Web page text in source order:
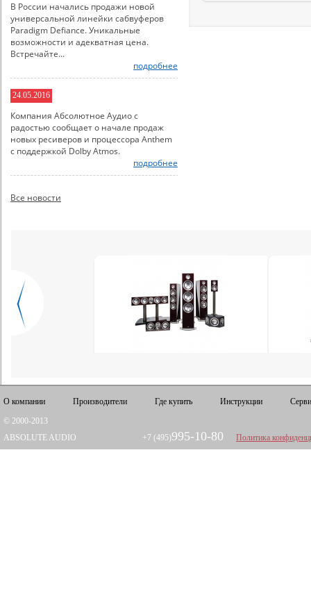
В России начались продажи новой
универсальной линейки сабвуферов
Paradigm Defiance. Уникальные
возможности и адекватная цена.
Встречайте...
подробнее
24.05.2016
Компания Абсолютное Аудио с
радостью сообщает о начале продаж
новых ресиверов и процессора Anthem
с поддержкой Dolby Atmos.
подробнее
Все новости
О компании Производители Где купить Инструкции
© 2000-2013
ABSOLUTE AUDIO
+7 (495)995-10-80 Политика